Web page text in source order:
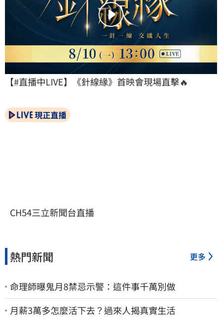
【#直播中LIVE】《針線緣》首映會現場直擊🔥
現正直播
CH54三立新聞台直播
熱門新聞 更多
命理師曝鬼月8禁忌示警：這件事千萬別做
月薪3萬多怎麼活下去？過來人揭真實生活